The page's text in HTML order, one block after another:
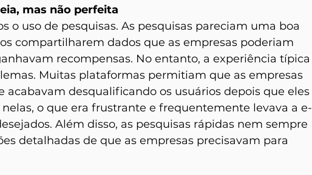
mas não perfeita
o uso de pesquisas. As pesquisas pareciam uma boa
compartilharem dados que as empresas poderiam
recompensas. No entanto, a experiência típica
Muitas plataformas permitiam que as empresas
acabavam desqualificando os usuários depois que eles
o que era frustrante e frequentemente levava a e-
Além disso, as pesquisas rápidas nem sempre
detalhadas de que as empresas precisavam para